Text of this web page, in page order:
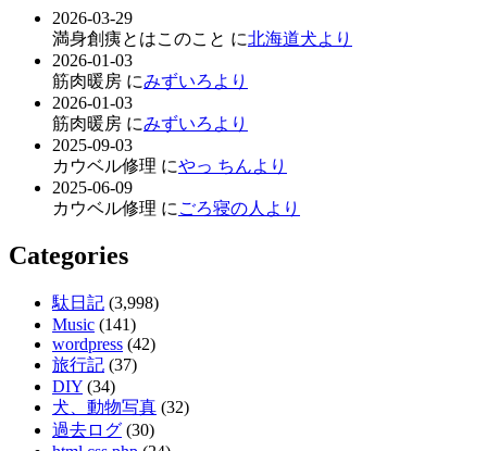
2026-03-29
満身創痍とはこのこと に北海道犬より
2026-01-03
筋肉暖房 にみずいろより
2026-01-03
筋肉暖房 にみずいろより
2025-09-03
カウベル修理 にやっ ちんより
2025-06-09
カウベル修理 に ごろ寝の人より
Categories
駄日記 (3,998)
Music (141)
wordpress (42)
旅行記 (37)
DIY (34)
犬、動物写真 (32)
過去ログ (30)